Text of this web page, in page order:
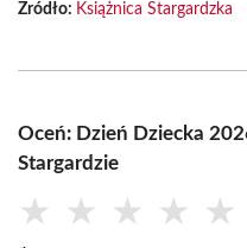
Źródło: Książnica Stargardzka
Oceń: Dzień Dziecka
Stargardzie
★ ★ ★ ★ ★